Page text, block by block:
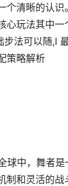
个清晰的认
心玩法其中一
步法可以随,I
策略解析
球中，舞者
制和灵活的战